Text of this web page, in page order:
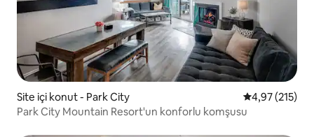
Site içi konut - Park City 5 üzerinden
4,97 (215)
Park City Mountain Resort'un konforlu komşusu